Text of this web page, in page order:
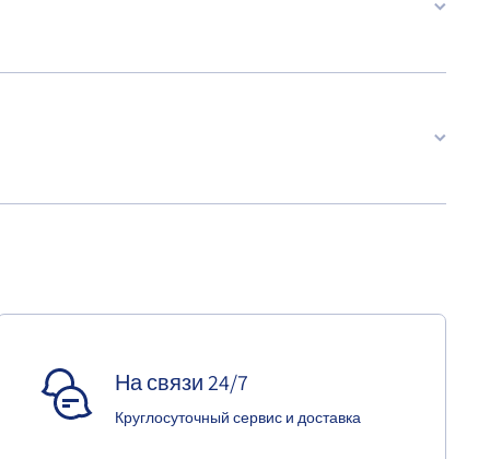
На связи 24/7
Круглосуточный сервис и доставка